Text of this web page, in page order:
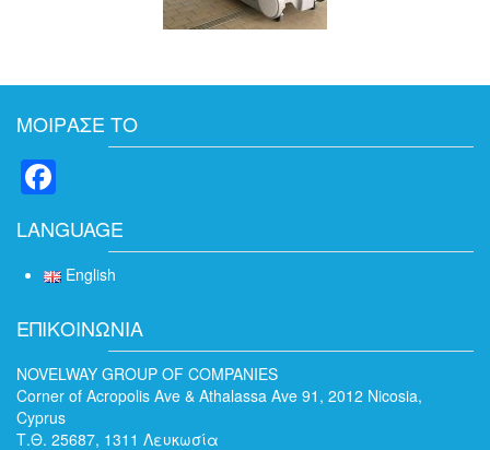
ΜΟΙΡΑΣΕ ΤΟ
LANGUAGE
English
ΕΠΙΚΟΙΝΩΝΙΑ
NOVELWAY GROUP OF COMPANIES
Corner of Acropolis Ave & Athalassa Ave 91, 2012 Nicosia,
Cyprus
Τ.Θ. 25687, 1311 Λευκωσία